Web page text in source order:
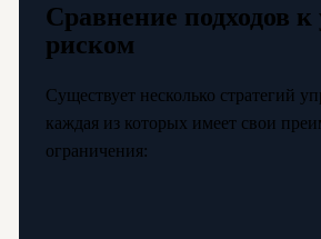
Сравнение подходов
риском
Существует несколько стратегий
каждая из которых имеет свои
ограничения: